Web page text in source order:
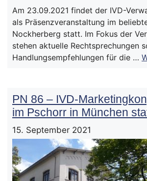
Am 23.09.2021 findet der IVD-
als Präsenzveranstaltung im
Nockherberg statt. Im Fokus der
stehen aktuelle Rechtsprechungen
Handlungsempfehlungen für die …
PN 86 – IVD-
im Pschorr in München
15. September 2021